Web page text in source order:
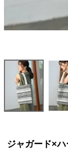
ジャガード×